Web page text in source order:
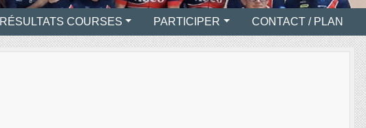
RÉSULTATS COURSES PARTICIPER CONTACT / PLAN